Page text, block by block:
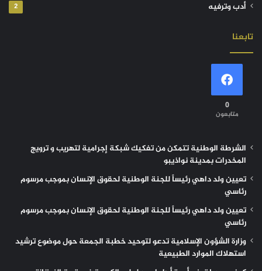
أدب وترفيه 2
تابعنا
0
متابعون
الشرطة الوطنية تتمكن من تفكيك شبكة إجرامية لتهريب و ترويج
المخدرات بمدينة نواذيبو
تعيين ولد داهي رئيساً للجنة الوطنية لحقوق الإنسان بموجب مرسوم
رئاسي
تعيين ولد داهي رئيساً للجنة الوطنية لحقوق الإنسان بموجب مرسوم
رئاسي
وزارة الشؤون الإسلامية تدعو لتوحيد خطبة الجمعة حول موضوع ترشيد
استهلاك الموارد الطبيعية